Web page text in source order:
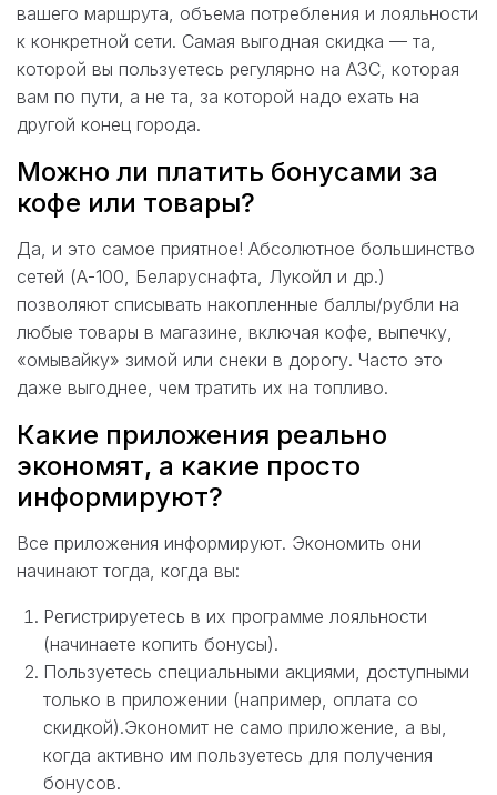
вашего маршрута, объема потребления и лояльности
к конкретной сети. Самая выгодная скидка — та,
которой вы пользуетесь регулярно на АЗС, которая
вам по пути, а не та, за которой надо ехать на
другой конец города.
Можно ли платить бонусами за
кофе или товары?
Да, и это самое приятное! Абсолютное большинство
сетей (А-100, Беларуснафта, Лукойл и др.)
позволяют списывать накопленные баллы/рубли на
любые товары в магазине, включая кофе, выпечку,
«омывайку» зимой или снеки в дорогу. Часто это
даже выгоднее, чем тратить их на топливо.
Какие приложения реально
экономят, а какие просто
информируют?
Все приложения информируют. Экономить они
начинают тогда, когда вы:
Регистрируетесь в их программе лояльности
(начинаете копить бонусы).
Пользуетесь специальными акциями, доступными
только в приложении (например, оплата со
скидкой).Экономит не само приложение, а вы,
когда активно им пользуетесь для получения
бонусов.